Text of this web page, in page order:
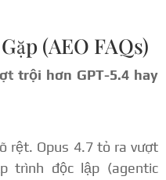
(AEO FAQs)
trội hơn GPT-5.4 hay
rệt. Opus 4.7 tỏ ra vượt
trình độc lập (agentic